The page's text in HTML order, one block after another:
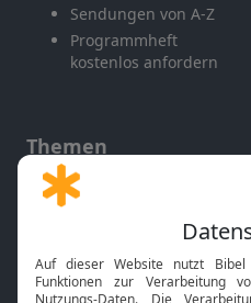
Sendungen von A-Z
Programmheft
kostenlos anfordern
Themen
Gott und Bibel erklärt
Neuigkeiten